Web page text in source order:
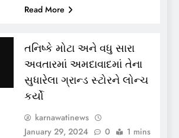
Read More
તનિષ્કે મોટા અને વધુ સારા
અવતારમાં અમદાવાદમાં તેના
સુધારેલા ગ્રાન્ડ સ્ટોરને લોન્ચ
કર્યો
karnawatinews
January 29, 2024
0 1 mins